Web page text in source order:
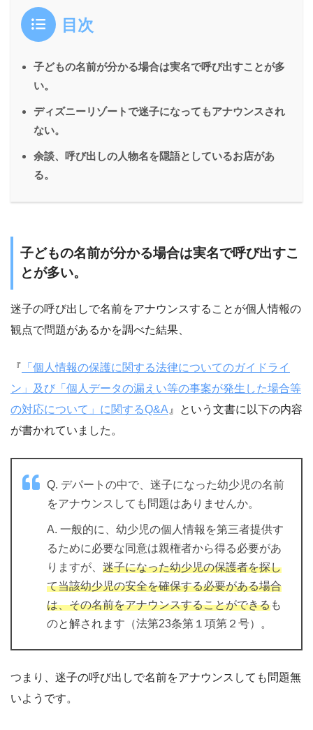
目次
子どもの名前が分かる場合は実名で呼び出すことが多
い。
ディズニーリゾートで迷子になってもアナウンスされ
ない。
余談、呼び出しの人物名を隠語としているお店があ
る。
子どもの名前が分かる場合は実名で呼び出すこ
とが多い。
迷子の呼び出しで名前をアナウンスすることが個人情報の
観点で問題があるかを調べた結果、
『 「個人情報の保護に関する法律についてのガイドライ
ン」及び「個人データの漏えい等の事案が発生した場合等
の対応について」に関するQ&A 』という文書に以下の内容
が書かれていました。
Q. デパートの中で、迷子になった幼少児の名前
をアナウンスしても問題はありませんか。
A. 一般的に、幼少児の個人情報を第三者提供す
るために必要な同意は親権者から得る必要があ
りますが、 迷子になった幼少児の保護者を探し
て当該幼少児の安全を確保する必要がある場合
は、その名前をアナウンスすることができるも
のと解されます（法第23条第１項第２号）。
つまり、迷子の呼び出しで名前をアナウンスしても問題無
いようです。